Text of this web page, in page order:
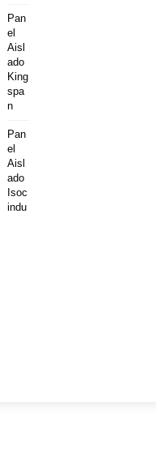
Pan
el
Aisl
ado
King
spa
n
Pan
el
Aisl
ado
Isoc
indu